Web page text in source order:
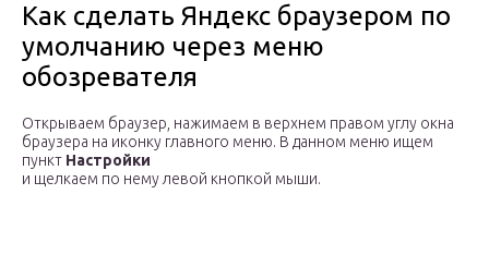
Как сделать Яндекс браузером по
умолчанию через меню
обозревателя
Открываем браузер, нажимаем в верхнем правом углу окна
браузера на иконку главного меню. В данном меню ищем
пункт Настройки
и щелкаем по нему левой кнопкой мыши.